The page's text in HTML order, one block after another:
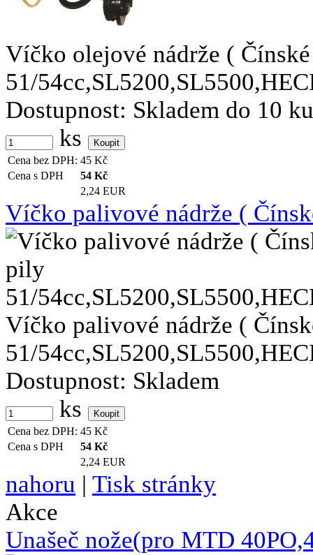
Víčko olejové nádrže (
51/
Dostupnost: Skladem do 10
ks
Cena bez DPH: 45 Kč
Cena s DPH
54 Kč
2,24 EUR
Víčko palivové nádrže (
Víčko palivové nádrže (
51/
Dostupnost: Skladem
ks
Cena bez DPH: 45 Kč
Cena s DPH
54 Kč
2,24 EUR
nahoru | Tisk stránky
Akce
Unašeč nože(pro MTD